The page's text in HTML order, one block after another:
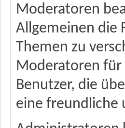
Moderatoren
Allgemeinen die
Themen zu
Moderatoren
Benutzer, die
eine freundliche